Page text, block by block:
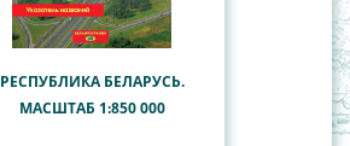
РЕСПУБЛИКА БЕЛАРУСЬ.
МАСШТАБ 1:850 000